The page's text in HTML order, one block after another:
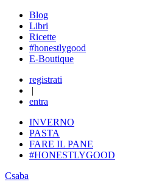
Blog
Libri
Ricette
#honestlygood
E-Boutique
registrati
|
entra
INVERNO
PASTA
FARE IL PANE
#HONESTLYGOOD
Csaba